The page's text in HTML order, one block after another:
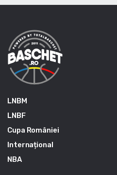
LNBM
LNBF
Cupa României
Internațional
NBA